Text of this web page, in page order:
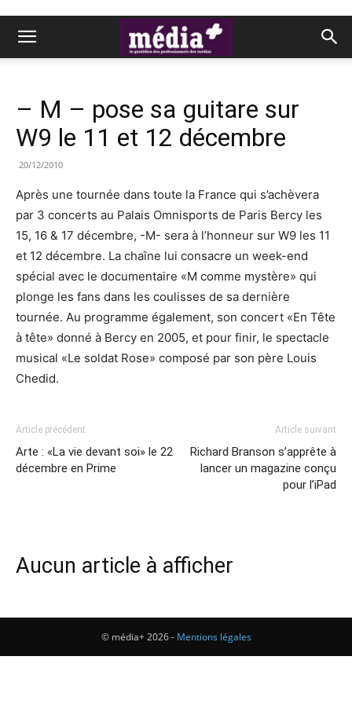
– M – pose sa guitare sur
W9 le 11 et 12 décembre
20/12/2010
Après une tournée dans toute la France qui s’achèvera
par 3 concerts au Palais Omnisports de Paris Bercy les
15, 16 & 17 décembre, -M- sera à l’honneur sur W9 les 11
et 12 décembre. La chaîne lui consacre un week-end
spécial avec le documentaire «M comme mystère» qui
plonge les fans dans les coulisses de sa dernière
tournée. Au programme également, son concert «En Tête
à tête» donné à Bercy en 2005, et pour finir, le spectacle
musical «Le soldat Rose» composé par son père Louis
Chedid.
Article précédent
Arte : «La vie devant soi» le 22
décembre en Prime
Article suivant
Richard Branson s’apprête à
lancer un magazine conçu
pour l’iPad
Aucun article à afficher
© média+ 2026 - Mentions légales